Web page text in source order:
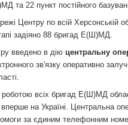
та 22 пункт постійного
Центру по всій Херсонській
задіяно 88 бригад Е(Ш)МД.
введено в дію центральну
зв'язку оперативно
роботою всіх бригад Е(Ш)МД
на Україні. Центральна
за єдиним телефонним